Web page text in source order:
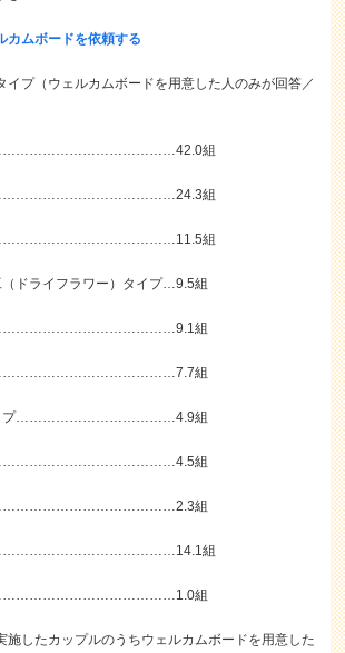
カムボードを依頼する
イプ（ウェルカムボードを用意した人のみが回答／
組
………………………………………24.3組
組
ドライフラワー）タイプ…9.5組
組
組
イプ………………………………4.9組
組
組
組
組
したカップルのうちウェルカムボードを用意した